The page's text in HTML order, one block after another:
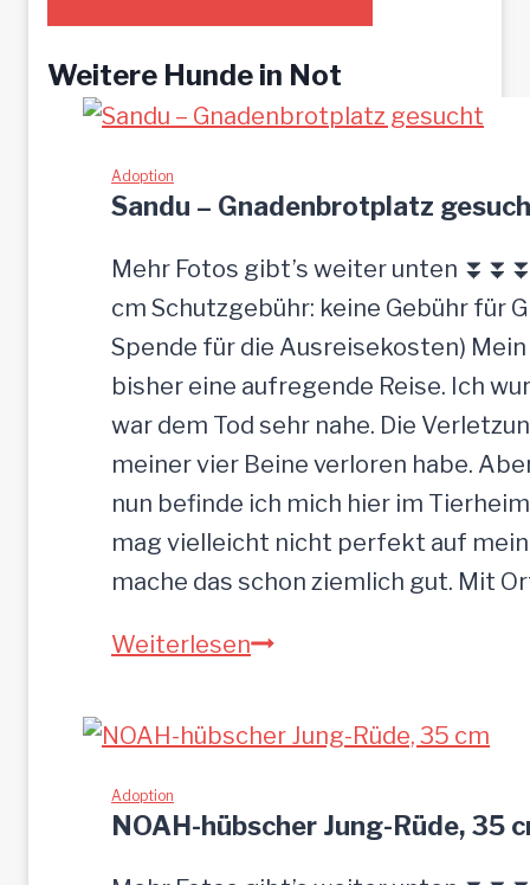
Weitere Hunde in Not
Adoption
Sandu – Gnadenbrotplatz
Mehr Fotos gibt’s weiter unten
cm Schutzgebühr: keine Gebühr für
Spende für die Ausreisekosten)
bisher eine aufregende Reise. Ich
war dem Tod sehr nahe. Die
meiner vier Beine verloren habe.
nun befinde ich mich hier im
mag vielleicht nicht perfekt auf
mache das schon ziemlich gut. Mit
WeiterlesenS
n
–
G
Adoption
NOAH-hübscher Jung-Rüde, 35